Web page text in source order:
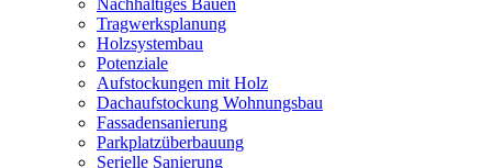
Nachhaltiges Bauen
Tragwerksplanung
Holzsystembau
Potenziale
Aufstockungen mit Holz
Dachaufstockung Wohnungsbau
Fassadensanierung
Parkplatzüberbauung
Serielle Sanierung